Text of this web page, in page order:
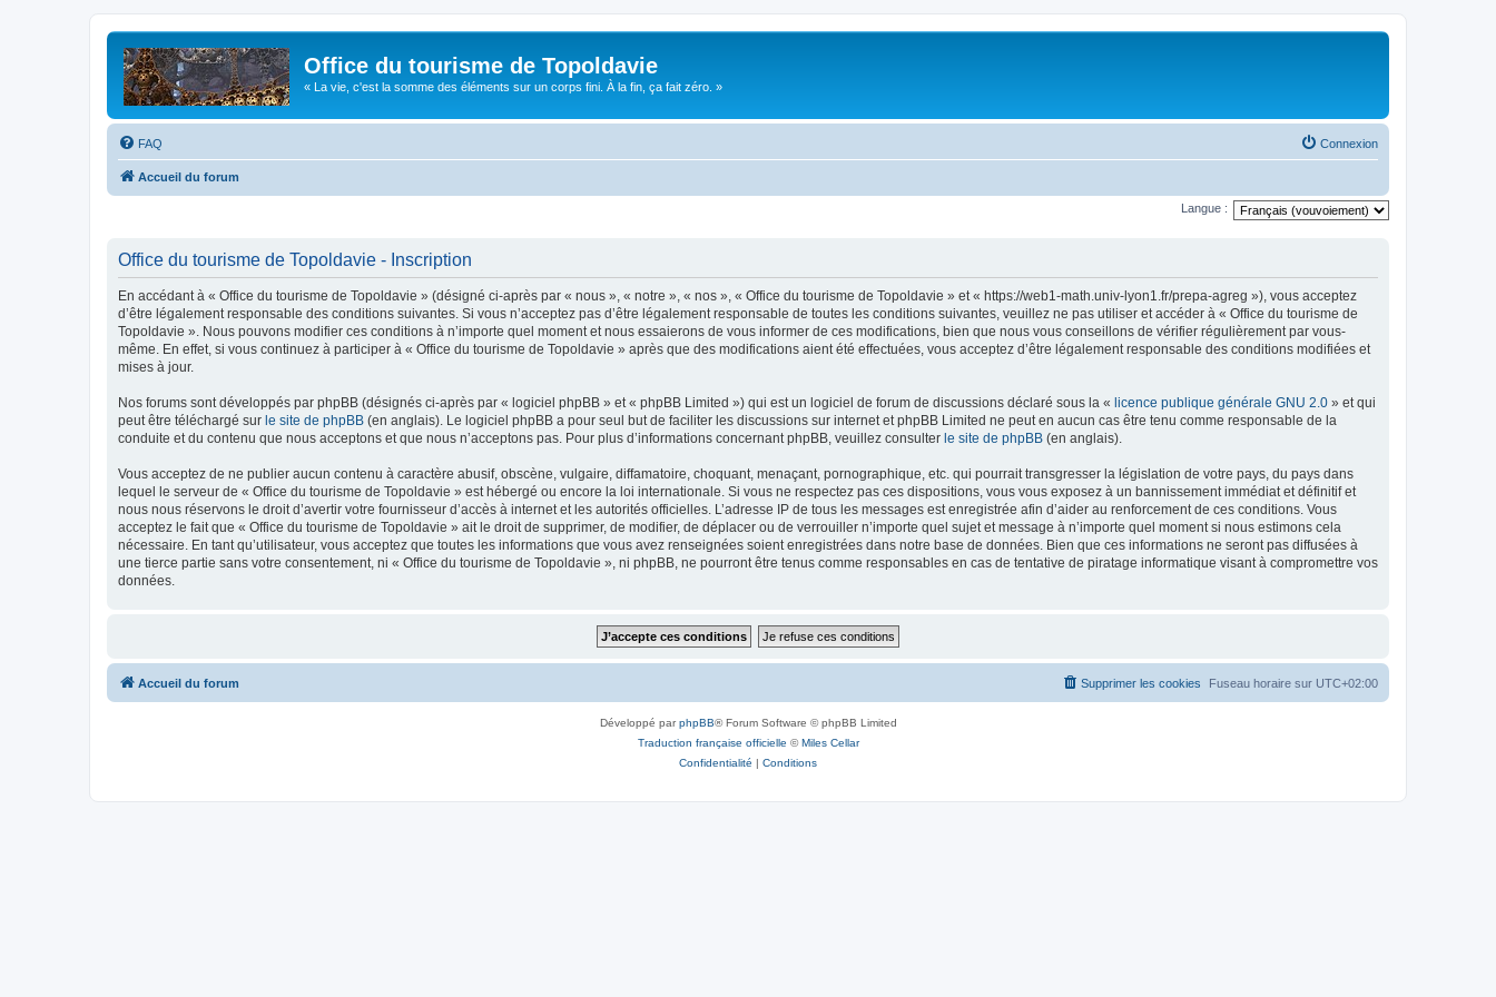
Office du tourisme de Topoldavie
« La vie, c'est la somme des éléments sur un corps fini. À la fin, ça fait zéro. »
FAQ Connexion
Accueil du forum
Langue :
Office du tourisme de Topoldavie - Inscription
En accédant à « Office du tourisme de Topoldavie » (désigné ci-après par « nous », « notre », « nos », « Office du tourisme de Topoldavie » et « https://web1-math.univ-lyon1.fr/prepa-agreg »), vous acceptez
d’être légalement responsable des conditions suivantes. Si vous n’acceptez pas d’être légalement responsable de toutes les conditions suivantes, veuillez ne pas utiliser et accéder à « Office du tourisme de
Topoldavie ». Nous pouvons modifier ces conditions à n’importe quel moment et nous essaierons de vous informer de ces modifications, bien que nous vous conseillons de vérifier régulièrement par vous-
même. En effet, si vous continuez à participer à « Office du tourisme de Topoldavie » après que des modifications aient été effectuées, vous acceptez d’être légalement responsable des conditions modifiées et
mises à jour.
Nos forums sont développés par phpBB (désignés ci-après par « logiciel phpBB » et « phpBB Limited ») qui est un logiciel de forum de discussions déclaré sous la « licence publique générale GNU 2.0 » et qui
peut être téléchargé sur le site de phpBB (en anglais). Le logiciel phpBB a pour seul but de faciliter les discussions sur internet et phpBB Limited ne peut en aucun cas être tenu comme responsable de la
conduite et du contenu que nous acceptons et que nous n’acceptons pas. Pour plus d’informations concernant phpBB, veuillez consulter le site de phpBB (en anglais).
Vous acceptez de ne publier aucun contenu à caractère abusif, obscène, vulgaire, diffamatoire, choquant, menaçant, pornographique, etc. qui pourrait transgresser la législation de votre pays, du pays dans
lequel le serveur de « Office du tourisme de Topoldavie » est hébergé ou encore la loi internationale. Si vous ne respectez pas ces dispositions, vous vous exposez à un bannissement immédiat et définitif et
nous nous réservons le droit d’avertir votre fournisseur d’accès à internet et les autorités officielles. L’adresse IP de tous les messages est enregistrée afin d’aider au renforcement de ces conditions. Vous
acceptez le fait que « Office du tourisme de Topoldavie » ait le droit de supprimer, de modifier, de déplacer ou de verrouiller n’importe quel sujet et message à n’importe quel moment si nous estimons cela
nécessaire. En tant qu’utilisateur, vous acceptez que toutes les informations que vous avez renseignées soient enregistrées dans notre base de données. Bien que ces informations ne seront pas diffusées à
une tierce partie sans votre consentement, ni « Office du tourisme de Topoldavie », ni phpBB, ne pourront être tenus comme responsables en cas de tentative de piratage informatique visant à compromettre vos
données.
Accueil du forum Fuseau horaire sur UTC+02:00
Supprimer les cookies
Développé parphpBB® Forum Software © phpBB Limited
Traduction française officielle ©Miles Cellar
Confidentialité | Conditions